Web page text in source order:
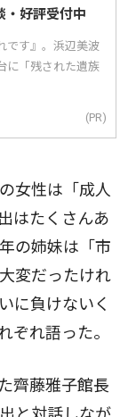
・好評受付中
です』。浜辺美波
に「残された遺族
(PR)
女性は「成人
はたくさんあ
の姉妹は「市
変だったけれ
に負けないく
ぞれ語った。
齊藤雅子館長